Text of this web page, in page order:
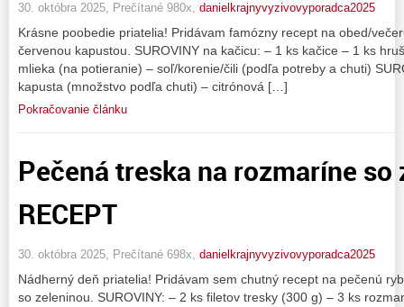
30. októbra 2025, Prečítané 980x, danielkrajnyvyzivovyporadca2025
Krásne poobedie priatelia! Pridávam famózny recept na obed/
červenou kapustou. SUROVINY na kačicu: – 1 ks kačice – 1 ks
mlieka (na potieranie) – soľ/korenie/čili (podľa potreby a chuti)
kapusta (množstvo podľa chuti) – citrónová […]
Pokračovanie článku
Pečená treska na rozmaríne
RECEPT
30. októbra 2025, Prečítané 698x, danielkrajnyvyzivovyporadca2025
Nádherný deň priatelia! Pridávam sem chutný recept na pečenú
so zeleninou. SUROVINY: – 2 ks filetov tresky (300 g) – 3 ks